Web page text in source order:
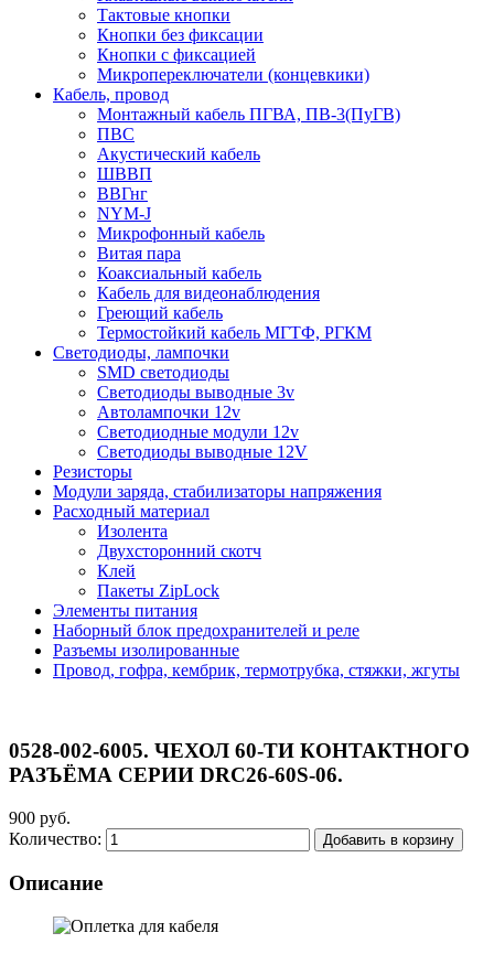
Тактовые кнопки
Кнопки без фиксации
Кнопки с фиксацией
Микропереключатели (концевкики)
Кабель, провод
Монтажный кабель ПГВА, ПВ-3(ПуГВ)
ПВС
Акустический кабель
ШВВП
ВВГнг
NYM-J
Микрофонный кабель
Витая пара
Коаксиальный кабель
Кабель для видеонаблюдения
Греющий кабель
Термостойкий кабель МГТФ, РГКМ
Светодиоды, лампочки
SMD светодиоды
Светодиоды выводные 3v
Автолампочки 12v
Светодиодные модули 12v
Светодиоды выводные 12V
Резисторы
Модули заряда, стабилизаторы напряжения
Расходный материал
Изолента
Двухсторонний скотч
Клей
Пакеты ZipLock
Элементы питания
Наборный блок предохранителей и реле
Разъемы изолированные
Провод, гофра, кембрик, термотрубка, стяжки, жгуты
0528-002-6005. ЧЕХОЛ 60-ТИ КОНТАКТНОГО
РАЗЪЁМА СЕРИИ DRC26-60S-06.
900 руб.
Количество:
Добавить в корзину
Описание